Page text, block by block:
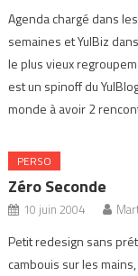
Agenda chargé dans
semaines et YulBiz
le plus vieux
est un spinoff du
monde à avoir 2
PERSO
Zéro Seconde
10 juin 2004
Petit redesign sans
cambouis sur les